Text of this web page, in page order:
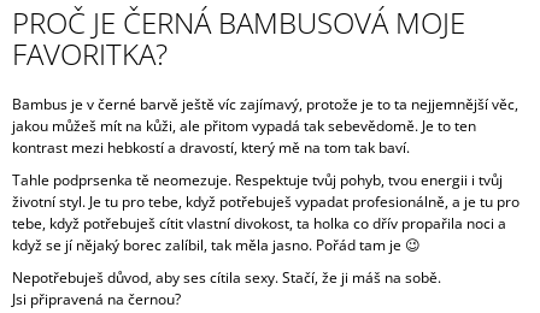
PROČ JE ČERNÁ BAMBUSOVÁ MOJE
FAVORITKA?
Bambus je v černé barvě ještě víc zajímavý, protože je to ta nejjemnější věc,
jakou můžeš mít na kůži, ale přitom vypadá tak sebevědomě. Je to ten
kontrast mezi hebkostí a dravostí, který mě na tom tak baví.
Tahle podprsenka tě neomezuje. Respektuje tvůj pohyb, tvou energii i tvůj
životní styl. Je tu pro tebe, když potřebuješ vypadat profesionálně, a je tu pro
tebe, když potřebuješ cítit vlastní divokost, ta holka co dřív propařila noci a
když se jí nějaký borec zalíbil, tak měla jasno. Pořád tam je 😉
Nepotřebuješ důvod, aby ses cítila sexy. Stačí, že ji máš na sobě.
Jsi připravená na černou?